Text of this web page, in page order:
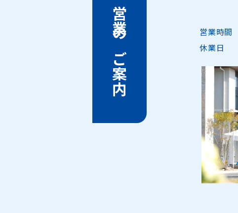
営業のご案内 営業時間
休業日